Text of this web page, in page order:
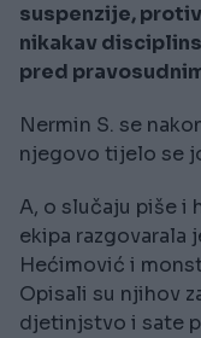
suspenzije,
nikakav
pred
Nermin S. se
njegovo tijelo se
A, o slučaju piše i
ekipa razgovarala
Hećimović i
Opisali su njihov
djetinjstvo i sate